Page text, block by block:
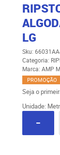
LG
Sku:
Categoria:
Marca: AMP
PROMOÇÃO
Seja o
Unidade: